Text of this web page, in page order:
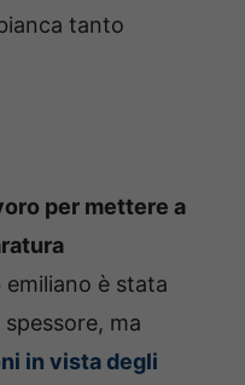
tanto
per mettere a
emiliano è stata
ma
in vista degli